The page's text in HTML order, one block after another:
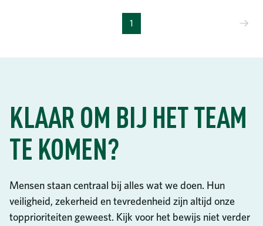
1
KLAAR OM BIJ HET TEAM
TE KOMEN?
Mensen staan centraal bij alles wat we doen. Hun
veiligheid, zekerheid en tevredenheid zijn altijd onze
topprioriteiten geweest. Kijk voor het bewijs niet verder